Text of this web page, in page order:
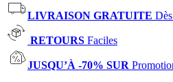
LIVRAISON GRATUITE
RETOURS Faciles
JUSQU’À -70% SUR